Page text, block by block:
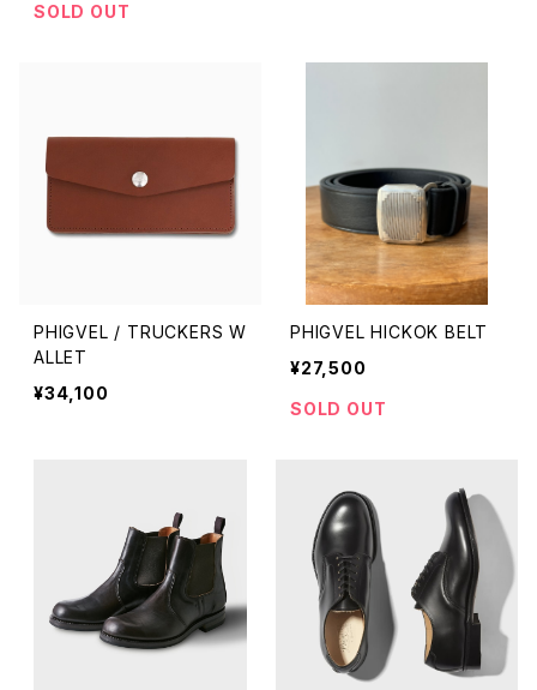
SOLD OUT
PHIGVEL / TRUCKERS W
ALLET
¥34,100
PHIGVEL HICKOK BELT
¥27,500
SOLD OUT